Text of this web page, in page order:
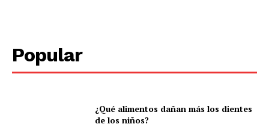
Popular
¿Qué alimentos dañan más los dientes
de los niños?